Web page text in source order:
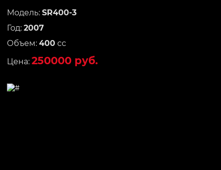
Модель: SR400-3
Год: 2007
Объем: 400 сс
Цена: 250000 руб.